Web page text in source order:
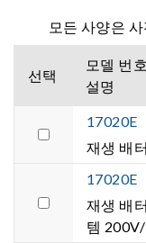
모든 사양은
선택
모델 번호
설명
17020E
재생 배
17020E
재생 배
템